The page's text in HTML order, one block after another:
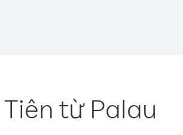
từ Palau